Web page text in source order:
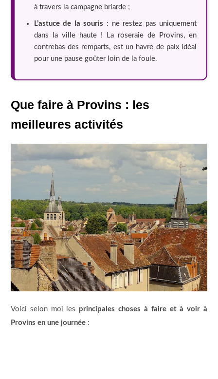
à travers la campagne briarde ;
L’astuce de la souris : ne restez pas uniquement
dans la ville haute ! La roseraie de Provins, en
contrebas des remparts, est un havre de paix idéal
pour une pause goûter loin de la foule.
Que faire à Provins : les
meilleures activités
Voici selon moi les principales choses à faire et à voir à
Provins en une journée: